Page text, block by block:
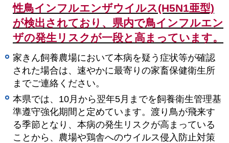
性鳥インフルエンザウイルス(H5N1亜型)
が検出されており、県内で鳥インフルエン
ザの発生リスクが一段と高まっています。
家きん飼養農場において本病を疑う症状等が確認
された場合は、速やかに最寄りの家畜保健衛生所
までご連絡ください。
本県では、10月から翌年5月までを飼養衛生管理基
準遵守強化期間と定めています。渡り鳥が飛来す
る季節となり、本病の発生リスクが高まっている
ことから、農場や鶏舎へのウイルス侵入防止対策